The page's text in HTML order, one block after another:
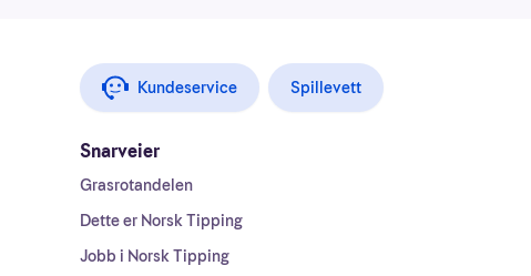
Kundeservice Spillevett
Snarveier
Grasrotandelen
Dette er Norsk Tipping
Jobb i Norsk Tipping